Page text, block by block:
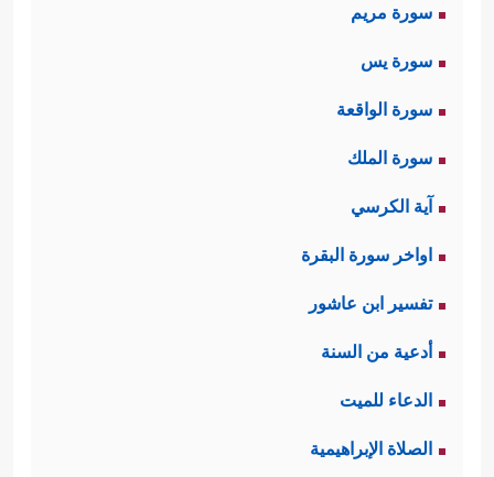
سورة مريم
سورة يس
سورة الواقعة
سورة الملك
آية الكرسي
اواخر سورة البقرة
تفسير ابن عاشور
أدعية من السنة
الدعاء للميت
الصلاة الإبراهيمية